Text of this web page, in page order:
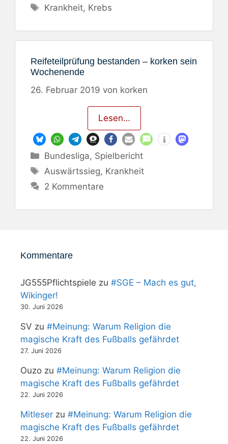
Schlagwörter
Krankheit, Krebs
Reifeteilprüfung bestanden – korken sein
Wochenende
26. Februar 2019 von korken
Lesen…
Kategorien
Bundesliga, Spielbericht
Schlagwörter
Auswärtssieg, Krankheit
2 Kommentare
Kommentare
JG555Pflichtspiele zu #SGE – Mach es gut,
Wikinger!
30. Juni 2026
SV zu #Meinung: Warum Religion die
magische Kraft des Fußballs gefährdet
27. Juni 2026
Ouzo zu #Meinung: Warum Religion die
magische Kraft des Fußballs gefährdet
22. Juni 2026
Mitleser zu #Meinung: Warum Religion die
magische Kraft des Fußballs gefährdet
22. Juni 2026